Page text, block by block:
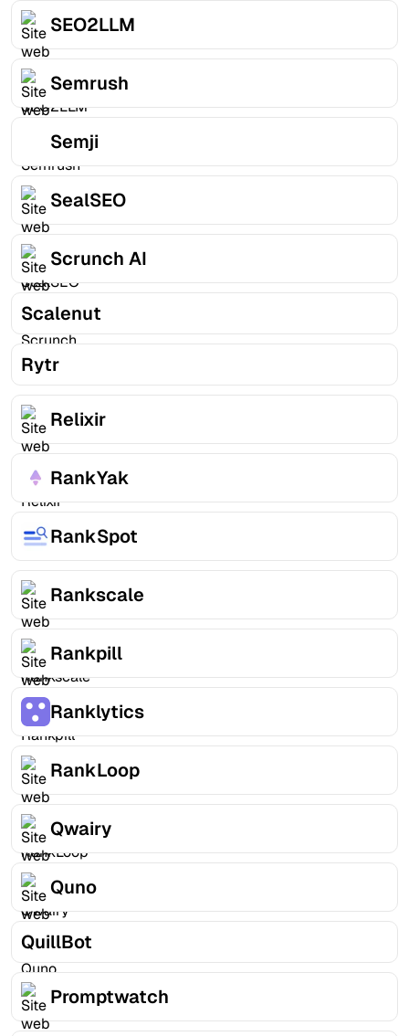
SEO2LLM
Semrush
Semji
SealSEO
Scrunch AI
Scalenut
Rytr
Relixir
RankYak
RankSpot
Rankscale
Rankpill
Ranklytics
RankLoop
Qwairy
Quno
QuillBot
Promptwatch